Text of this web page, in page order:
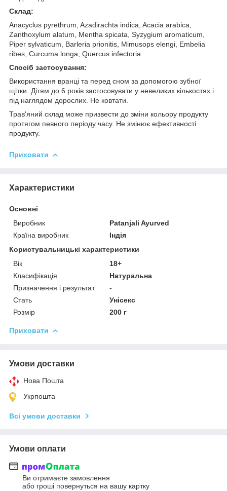
Склад:
Anacyclus pyrethrum, Azadirachta indica, Acacia arabica,
Zanthoxylum alatum, Mentha spicata, Syzygium aromaticum,
Piper sylvaticum, Barleria prionitis, Mimusops elengi, Embelia
ribes, Curcuma longa, Quercus infectoria.
Спосіб застосування:
Використання вранці та перед сном за допомогою зубної
щітки. Дітям до 6 років застосовувати у невеликих кількостях і
під наглядом дорослих. Не ковтати.
Трав'яний склад може призвести до зміни кольору продукту
протягом певного періоду часу. Не змінює ефективності
продукту.
Приховати
Характеристики
Основні
Виробник
Patanjali Ayurved
Країна виробник
Індія
Користувальницькі характеристики
Вік
18+
Класифікація
Натуральна
Призначення і результат
-
Стать
Унісекс
Розмір
200 г
Приховати
Умови доставки
Нова Пошта
Укрпошта
Всі умови доставки
Умови оплати
Ви отримаєте замовлення
або гроші повернуться на вашу картку